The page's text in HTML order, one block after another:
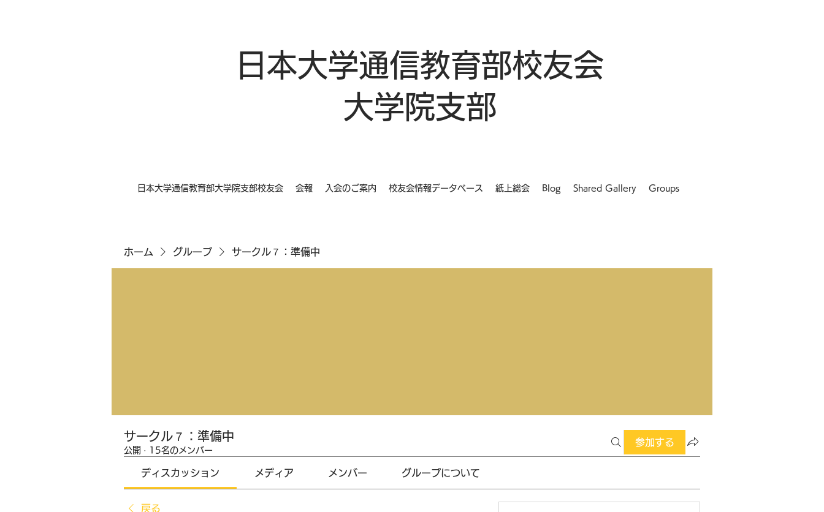
日本大学通信教育部校友会
大学院支部
日本大学通信教育部大学院支部校友会 会報 入会のご案内 校友会情報データベース 紙上総会 Blog Shared Gallery Groups
ホーム グループ サークル７：準備中
サークル７：準備中
公開 · 15名のメンバー
参加する
ディスカッション メディア メンバー グループについて
戻る